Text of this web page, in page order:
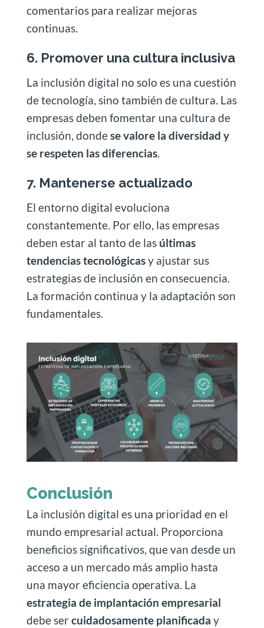
comentarios para realizar mejoras
continuas.
6. Promover una cultura inclusiva
La inclusión digital no solo es una cuestión
de tecnología, sino también de cultura. Las
empresas deben fomentar una cultura de
inclusión, dondese valore la diversidad y
se respeten las diferencias.
7. Mantenerse actualizado
El entorno digital evoluciona
constantemente. Por ello, las empresas
deben estar al tanto de las últimas
tendencias tecnológicasy ajustar sus
estrategias de inclusión en consecuencia.
La formación continua y la adaptación son
fundamentales.
Conclusión
La inclusión digital es una prioridad en el
mundo empresarial actual. Proporciona
beneficios significativos, que van desde un
acceso a un mercado más amplio hasta
una mayor eficiencia operativa. La
estrategia de implantación empresarial
debe sercuidadosamente planificada y